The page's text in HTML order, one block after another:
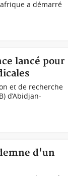
a démarré
lancé pour
et de recherche
d’Abidjan-
d'un